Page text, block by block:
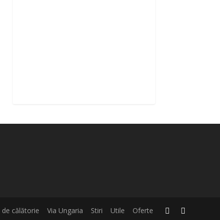
de călătorie Via Ungaria Stiri Utile Oferte